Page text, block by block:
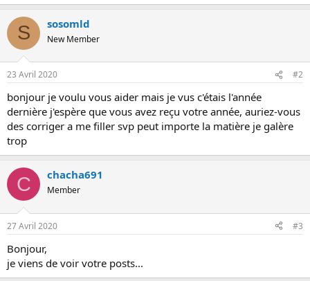
S sosomld
New Member
23 Avril 2020 #2
bonjour je voulu vous aider mais je vus c'étais l'année
dernière j'espère que vous avez reçu votre année, auriez-vous
des corriger a me filler svp peut importe la matière je galère
trop
C chacha691
Member
27 Avril 2020 #3
Bonjour,
je viens de voir votre posts...